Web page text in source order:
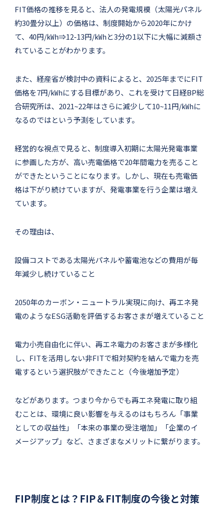
FIT価格の推移を見ると、法人の発電規模（太陽光パネル
約30畳分以上）の価格は、制度開始から2020年にかけ
て、40円/㎾h⇒12-13円/㎾hと3分の1以下に大幅に減額さ
れていることがわかります。
また、経産省が検討中の資料によると、2025年までにFIT
価格を7円/㎾hにする目標があり、これを受けて日経BP総
合研究所は、2021~22年はさらに減少して10~11円/㎾hに
なるのではという予測をしています。
経営的な視点で見ると、制度導入初期に太陽光発電事業
に参画した方が、高い売電価格で20年間電力を売ること
ができたということになります。しかし、現在も売電価
格は下がり続けていますが、発電事業を行う企業は増え
ています。
その理由は、
設備コストである太陽光パネルや蓄電池などの費用が毎
年減少し続けていること
2050年のカーボン・ニュートラル実現に向け、再エネ発
電のようなESG活動を評価するお客さまが増えていること
電力小売自由化に伴い、再エネ電力のお客さまが多様化
し、FITを活用しない非FITで相対契約を結んで電力を売
電するという選択肢ができたこと（今後増加予定）
などがあります。つまり今からでも再エネ発電に取り組
むことは、環境に良い影響を与えるのはもちろん「事業
としての収益性」「本来の事業の受注増加」「企業のイ
メージアップ」など、さまざまなメリットに繋がります。
FIP制度とは？FIP＆FIT制度の今後と対策